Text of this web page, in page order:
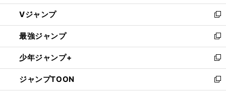
ウ
ィ
ン
ド
ウ
で
開
く
し
い
ウ
ィ
ン
ド
ウ
で
開
Vジャンプ
新
し
い
ウ
ィ
ン
ド
ウ
最強ジャンプ
新
し
い
ウ
ィ
ン
少年ジャンプ+
新
し
い
ウ
ジャンプTOON
新
し